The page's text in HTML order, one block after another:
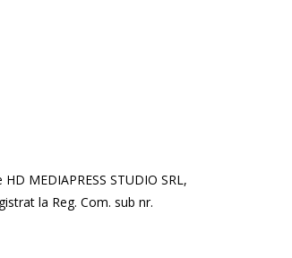
MEDIAPRESS STUDIO SRL,
la Reg. Com. sub nr.